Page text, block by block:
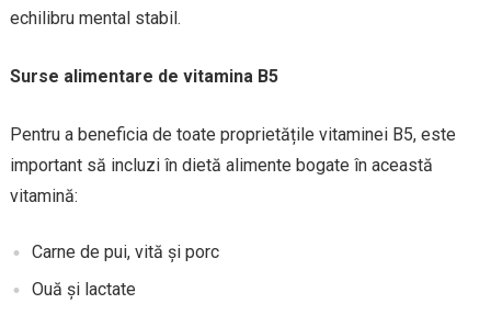
echilibru mental stabil.
Surse alimentare de vitamina B5
Pentru a beneficia de toate proprietățile vitaminei B5, este
important să incluzi în dietă alimente bogate în această
vitamină:
Carne de pui, vită și porc
Ouă și lactate